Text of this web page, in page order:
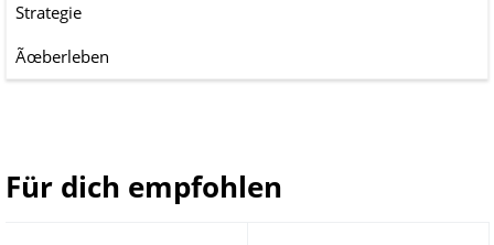
Strategie
Ãœberleben
Für dich empfohlen